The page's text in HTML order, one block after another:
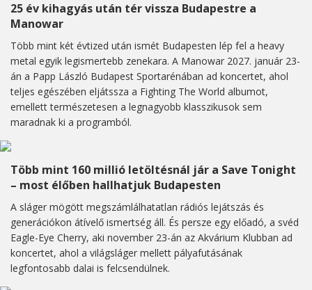
25 év kihagyás után tér vissza Budapestre a
Manowar
Több mint két évtized után ismét Budapesten lép fel a heavy
metal egyik legismertebb zenekara. A Manowar 2027. január 23-
án a Papp László Budapest Sportarénában ad koncertet, ahol
teljes egészében eljátssza a Fighting The World albumot,
emellett természetesen a legnagyobb klasszikusok sem
maradnak ki a programból.
Több mint 160 millió letöltésnál jár a Save Tonight
– most élőben hallhatjuk Budapesten
A sláger mögött megszámlálhatatlan rádiós lejátszás és
generációkon átívelő ismertség áll. És persze egy előadó, a svéd
Eagle-Eye Cherry, aki november 23-án az Akvárium Klubban ad
koncertet, ahol a világsláger mellett pályafutásának
legfontosabb dalai is felcsendülnek.